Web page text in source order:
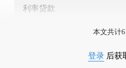
利率贷款
本文共计
登录 后获